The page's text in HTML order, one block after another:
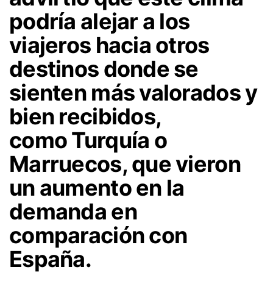
podría alejar a los
viajeros hacia otros
destinos donde se
sienten más valorados y
bien recibidos,
comoTurquía o
Marruecos, que vieron
un aumento en la
demanda en
comparación con
España.